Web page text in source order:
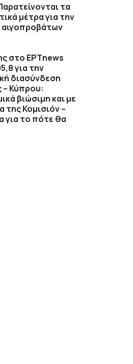
τα
μέτρα για την
αιγοπροβάτων
στο ΕΡΤnews
για την
διασύνδεση
– Κύπρου:
βιώσιμη και με
της Κομισιόν –
για το πότε θα